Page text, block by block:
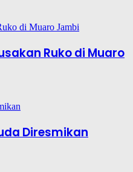
Ruko di Muaro
Diresmikan